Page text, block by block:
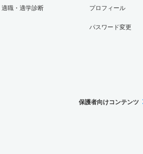
適職・適学診断 プロフィール
パスワード変更
保護者向けコンテンツ